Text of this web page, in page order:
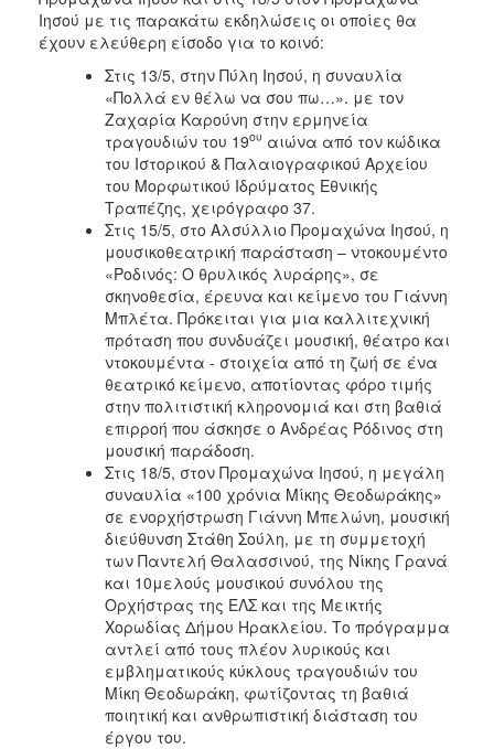
Ιησού με τις παρακάτω εκδηλώσεις οι οποίες θα
έχουν ελεύθερη είσοδο για το κοινό:
Στις 13/5, στην Πύλη Ιησού, η συναυλία
«Πολλά εν θέλω να σου πω…». με τον
Ζαχαρία Καρούνη στην ερμηνεία
τραγουδιών του 19ου αιώνα από τον κώδικα
του Ιστορικού & Παλαιογραφικού Αρχείου
του Μορφωτικού Ιδρύματος Εθνικής
Τραπέζης, χειρόγραφο 37.
Στις 15/5, στο Αλσύλλιο Προμαχώνα Ιησού, η
μουσικοθεατρική παράσταση – ντοκουμέντο
«Ροδινός: O θρυλικός λυράρης», σε
σκηνοθεσία, έρευνα και κείμενο του Γιάννη
Μπλέτα. Πρόκειται για μια καλλιτεχνική
πρόταση που συνδυάζει μουσική, θέατρο και
ντοκουμέντα - στοιχεία από τη ζωή σε ένα
θεατρικό κείμενο, αποτίοντας φόρο τιμής
στην πολιτιστική κληρονομιά και στη βαθιά
επιρροή που άσκησε ο Ανδρέας Ρόδινος στη
μουσική παράδοση.
Στις 18/5, στον Προμαχώνα Ιησού, η μεγάλη
συναυλία «100 χρόνια Μίκης Θεοδωράκης»
σε ενορχήστρωση Γιάννη Μπελώνη, μουσική
διεύθυνση Στάθη Σούλη, με τη συμμετοχή
των Παντελή Θαλασσινού, της Νίκης Γρανά
και 10μελούς μουσικού συνόλου της
Ορχήστρας της ΕΛΣ και της Μεικτής
Χορωδίας Δήμου Ηρακλείου. Το πρόγραμμα
αντλεί από τους πλέον λυρικούς και
εμβληματικούς κύκλους τραγουδιών του
Μίκη Θεοδωράκη, φωτίζοντας τη βαθιά
ποιητική και ανθρωπιστική διάσταση του
έργου του.